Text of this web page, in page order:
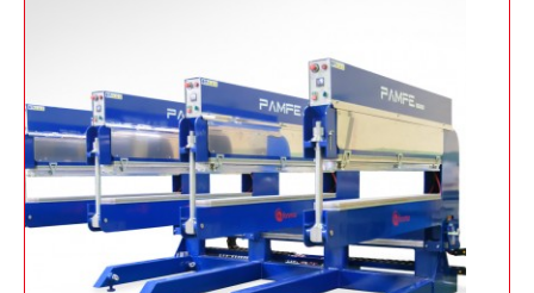
Pamfe
PressezumVulkanisierenvonProfilenauf
Gummifördergurten